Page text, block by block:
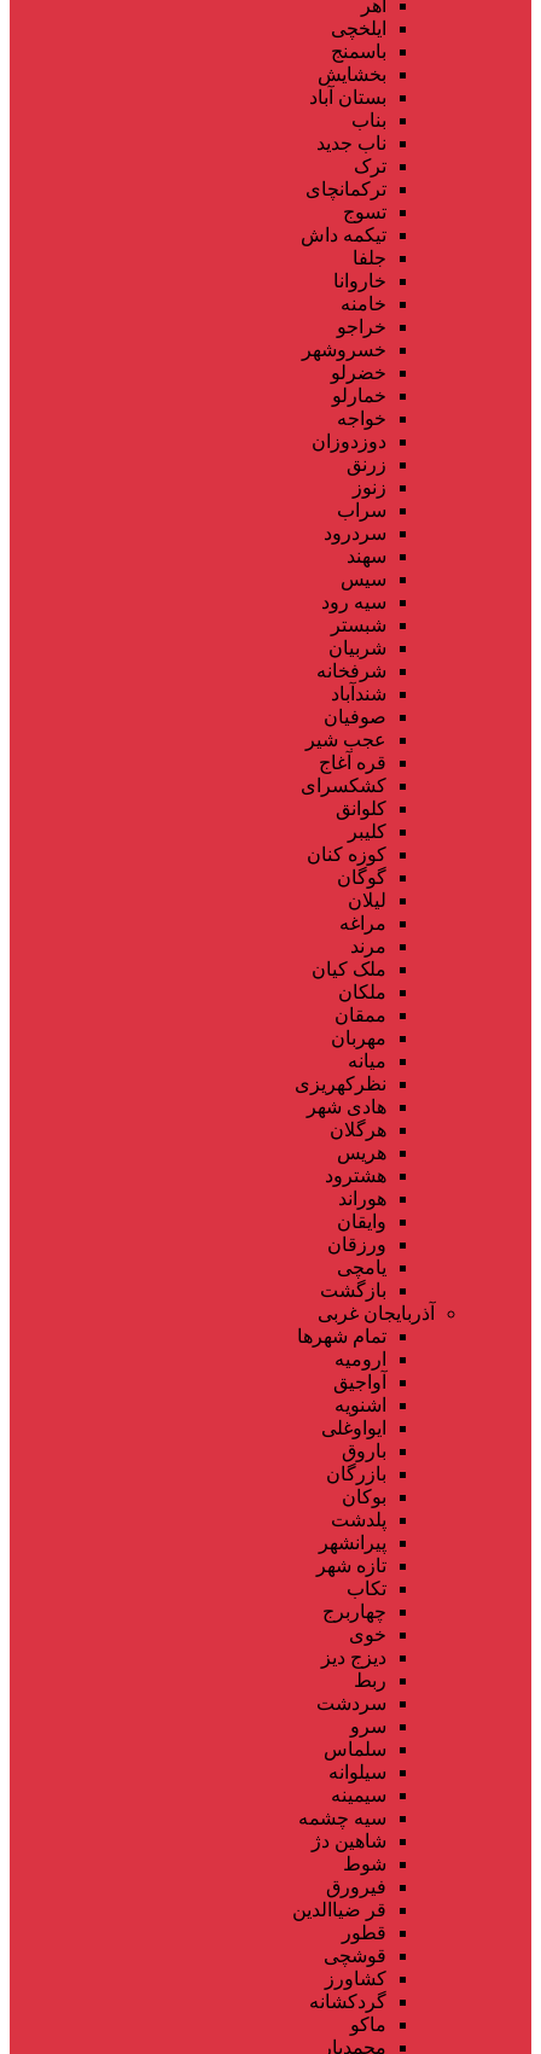
اهر
ایلخچی
باسمنج
بخشایش
بستان آباد
بناب
ناب جدید
ترک
ترکمانچای
تسوج
تیکمه داش
جلفا
خاروانا
خامنه
خراجو
خسروشهر
خضرلو
خمارلو
خواجه
دوزدوزان
زرنق
زنوز
سراب
سردرود
سهند
سیس
سیه رود
شبستر
شربیان
شرفخانه
شندآباد
صوفیان
عجب شیر
قره آغاج
کشکسرای
کلوانق
کلیبر
کوزه کنان
گوگان
لیلان
مراغه
مرند
ملک کیان
ملکان
ممقان
مهربان
میانه
نظرکهریزی
هادی شهر
هرگلان
هریس
هشترود
هوراند
وایقان
ورزقان
یامچی
بازگشت
آذربایجان غربی
تمام شهر‌ها
ارومیه
آواجیق
اشنویه
ایواوغلی
باروق
بازرگان
بوکان
پلدشت
پیرانشهر
تازه شهر
تکاب
چهاربرج
خوی
دیزج دیز
ربط
سردشت
سرو
سلماس
سیلوانه
سیمینه
سیه چشمه
شاهین دژ
شوط
فیرورق
قر ضیاالدین
قطور
قوشچی
کشاورز
گردکشانه
ماکو
محمدیار